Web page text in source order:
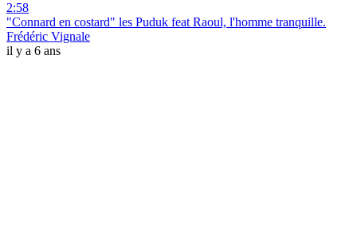
2:58
"Connard en costard" les Puduk feat Raoul, l'homme tranquille.
Frédéric Vignale
il y a 6 ans